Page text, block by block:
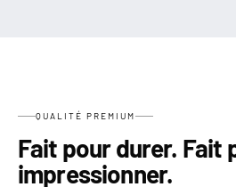
QUALITÉ PREMIUM
Fait pour durer. Fait
impressionner.